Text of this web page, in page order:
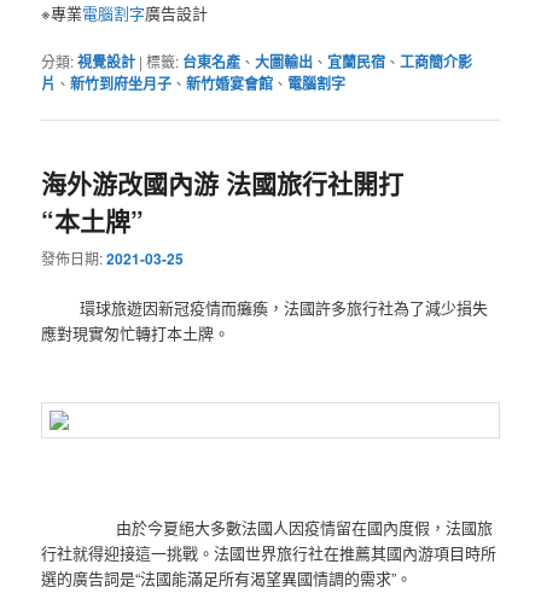
※專業電腦割字廣告設計
分類:視覺設計 |標籤: 台東名產 、大圖輸出 、 宜蘭民宿 、工商簡介影
片 、新竹到府坐月子 、新竹婚宴會館 、 電腦割字
海外游改國內游 法國旅行社開打
“本土牌”
發佈日期:2021-03-25
環球旅遊因新冠疫情而癱瘓，法國許多旅行社為了減少損失
應對現實匆忙轉打本土牌。
由於今夏絕大多數法國人因疫情留在國內度假，法國旅
行社就得迎接這一挑戰。法國世界旅行社在推薦其國內游項目時所
選的廣告詞是“法國能滿足所有渴望異國情調的需求”。